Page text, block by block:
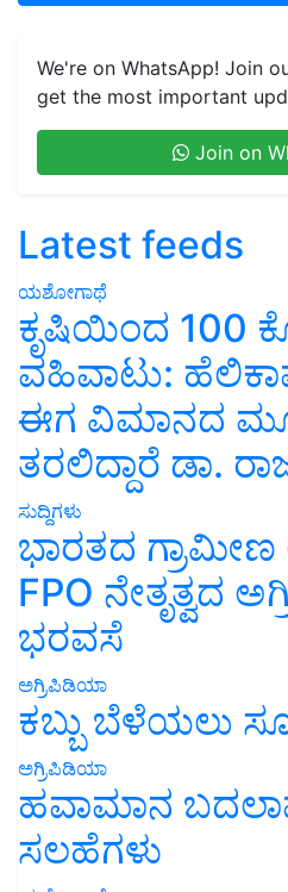
We're on WhatsApp! Join
get the most important
Join on
Latest feeds
ಯಶೋಗಾಥೆ
ಕೃಷಿಯಿಂದ 100
ವಹಿವಾಟು:
ಈಗ ವಿಮಾನದ
ತರಲಿದ್ದಾರೆ ಡಾ.
ಸುದ್ದಿಗಳು
ಭಾರತದ
FPO ನೇತೃತ್ವದ
ಭರವಸೆ
ಅಗ್ರಿಪಿಡಿಯಾ
ಕಬ್ಬು ಬೆಳೆಯಲು
ಅಗ್ರಿಪಿಡಿಯಾ
ಹವಾಮಾನ
ಸಲಹೆಗಳು